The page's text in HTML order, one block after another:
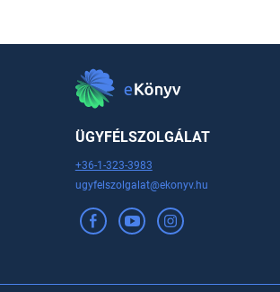
ÜGYFÉLSZOLGÁLAT
+36-1-323-3983
ugyfelszolgalat@ekonyv.hu